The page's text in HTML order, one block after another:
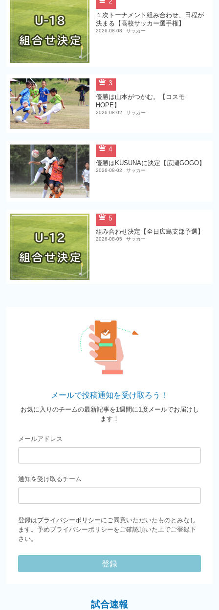
１次トーナメント組み合わせ、日程が
決まる【高校サッカー選手権】
2026-08-03 サッカー
3
優勝は山本がつかむ。【コスモ
HOPE】
2026-08-02 サッカー
4
優勝はKUSUNAに決定【広瀬GOGO】
2026-08-02 サッカー
5
組み合わせ決定【全日広島支部予選】
2026-08-05 サッカー
メールで投稿通知を受け取ろう！
お気に入りのチームの最新記事を1週間に1度メールでお届けし
ます！
メールアドレス
通知を受け取るチーム
登録はプライバシーポリシーにご同意いただいたものとみなし
ます。予めプライバシーポリシーをご確認頂いた上でご登録下
さい。
登録
試合速報